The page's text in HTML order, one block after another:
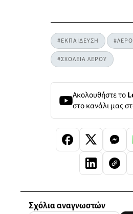
#ΕΚΠΑΙΔΕΥΣΗ
#ΣΧΟΛΕΙΑ ΛΕΡΟΥ
Ακολουθήστε το
στο κανάλι μας
Σχόλια αναγνωστών